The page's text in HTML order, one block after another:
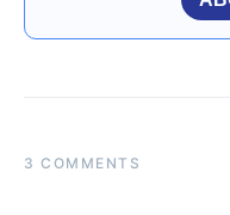
3 COMMENTS